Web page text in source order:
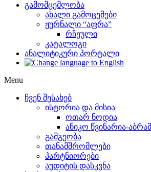
გამომცემლობა
ახალი გამოცემები
ჟურნალი “აფრა”
რჩეული
კატალოგი
ანალიტიკური პორტალი
Menu
ჩვენ შესახებ
ისტორია და მისია
ოთარ ნოდია
ანიკო წვინარია-
გამგეობა
თანამშრომლები
პარტნიორები
აუდიტის დასკვნა